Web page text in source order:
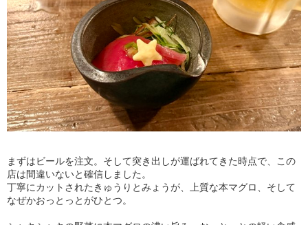
まずはビールを注文。そして突き出しが運ばれてきた時点で、この
店は間違いないと確信しました。
丁寧にカットされたきゅうりとみょうが、上質な本マグロ、そして
なぜかおっとっとがひとつ。